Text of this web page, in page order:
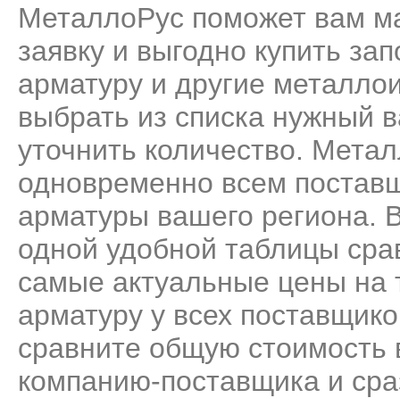
МеталлоРус поможет вам
заявку и выгодно купить
арматуру и другие
выбрать из списка нужный
уточнить количество.
одновременно всем
арматуры вашего региона.
одной удобной таблицы
самые актуальные цены на
арматуру у всех
сравните общую стоимость
компанию-поставщика и